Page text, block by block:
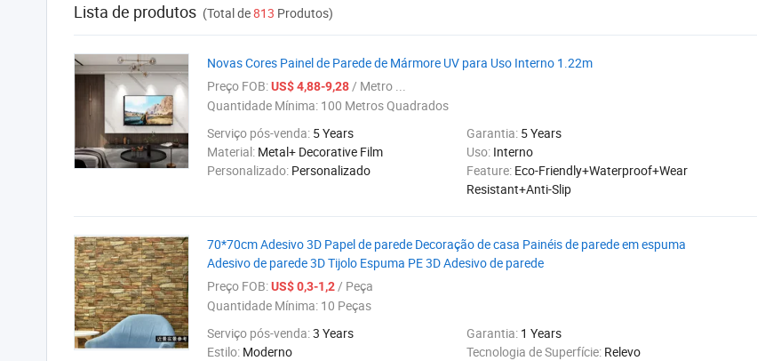
Lista de produtos (Total de813 Produtos)
Novas Cores Painel de Parede de Mármore UV para Uso Interno 1.22m
Preço FOB:US$ 4,88-9,28/ Metro ...
Quantidade Mínima: 100 Metros Quadrados
Serviço pós-venda: 5 Years Garantia: 5 Years
Material: Metal+ Decorative Film Uso: Interno
Personalizado: Personalizado Feature: Eco-Friendly+Waterproof+Wear
Resistant+Anti-Slip
70*70cm Adesivo 3D Papel de parede Decoração de casa Painéis de parede em espuma
Adesivo de parede 3D Tijolo Espuma PE 3D Adesivo de parede
Preço FOB:US$ 0,3-1,2/ Peça
Quantidade Mínima: 10 Peças
Serviço pós-venda:3 Years Garantia: 1 Years
Estilo: Moderno Tecnologia de Superfície: Relevo